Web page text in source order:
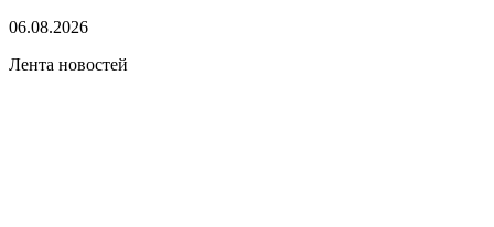
06.08.2026
Лента новостей